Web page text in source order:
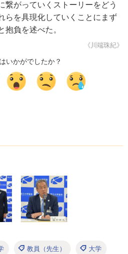
繋がっていくストーリーをどう
らを具現化していくことにまず
抱負を述べた。
《川端珠紀》
いかがでしたか？
教員（先生） 大学